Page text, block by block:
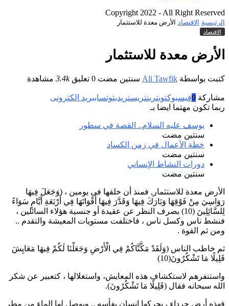
Copyright 2022 - All Right Reserved
الرئيسية الاقتصاد الأرض معدة للاستثمار
الاقتصاد
الأرض معدة للاستثمار
كتبت بواسطة Ali Tawfik سنتين مضت 0 تعليق 3.4k مشاهدة
مشاركة 0فيسبوكتويتر ينتريستريديتوتساببريد الكترونى
ربما تكون مهتما ايضا بـ
يوسف عليه السلام.. القصة في سطور
سنتين مضت
خطة الأعمال في زمن الكساد
سنتين مضت
دورات النشاط الإنساني
سنتين مضت
الأرض معدة للاستثمار, فمنذ أن خلقها فى يومين ، (وَجَعَلَ فِيهَا
رَوَاسِيَ مِنْ فَوْقِهَا وَبَارَكَ فِيهَا وَقَدَّرَ فِيهَا أَقْوَاتَهَا فِي أَرْبَعَةِ أَيَّامٍ سَوَاءً
لِلسَّائِلِينَ (10) بصرف النظر عن عقيدة أو جنسية هؤلاء السائلين ،
فنشط ناس وكسل ناس ، فاختلفت مستويات المعيشة والتقدم ..
ومن ثم القوة .
ثم خاطب الناس (وَلَقَدْ مَكَّنَّاكُمْ فِي الْأَرْضِ وَجَعَلْنَا لَكُمْ فِيهَا مَعَايِشَ
قَلِيلًا مَا تَشْكُرُونَ(10)
واستنفرهم لاستكشاف هذه المعايش، واستغلالها ، كتعبير عن شكر
الله سبحانه فقال (قَلِيلًا مَا تَشْكُرُونَ).
فهذه أرض جرداء ، يحركها انسان بفأسه .. ويوصل لها الماء من مطر